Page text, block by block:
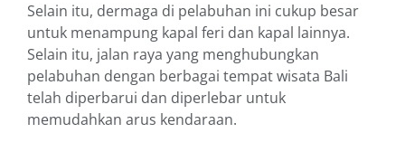
Selain itu, dermaga di pelabuhan ini cukup besar
untuk menampung kapal feri dan kapal lainnya.
Selain itu, jalan raya yang menghubungkan
pelabuhan dengan berbagai tempat wisata Bali
telah diperbarui dan diperlebar untuk
memudahkan arus kendaraan.